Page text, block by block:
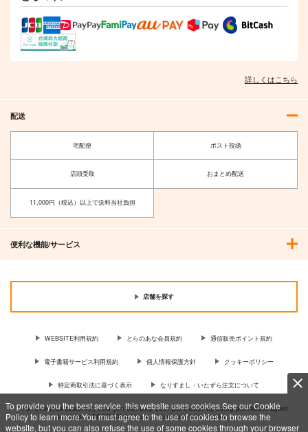
To provide you the best service, this website uses cookies.See our Cookie
Policy to learn more.You must agree to the use of cookies to browse the
website, but you can also refuse the use of some cookies through your browser
詳しくはこちら
配送
宅配便 ポスト投函
店頭受取 おまとめ配送
11,000円（税込）以上で送料当社負担
便利な機能/サービス
店舗を探す
WEBSITE利用規約 とらのあな会員規約 通信販売ポイント規約
電子書籍サービス利用規約 個人情報保護方針 クッキーポリシー
特定商取引法に基づく表示 なりすまし・いたずら注文について
For Overseas customer, now you can ship your purchases by using purchases agent
services “AOCS”! Click {more…} for more information …more